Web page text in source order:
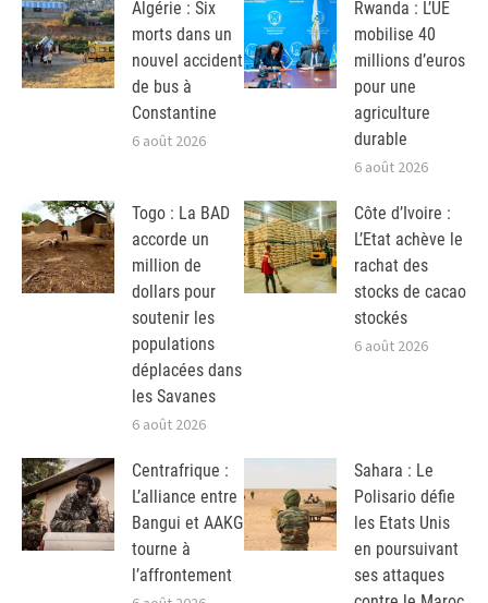
Algérie : Six
morts dans un
nouvel accident
de bus à
Constantine
6 août 2026
Rwanda : L’UE
mobilise 40
millions d’euros
pour une
agriculture
durable
6 août 2026
Togo : La BAD
accorde un
million de
dollars pour
soutenir les
populations
déplacées dans
les Savanes
6 août 2026
Côte d’Ivoire :
L’Etat achève le
rachat des
stocks de cacao
stockés
6 août 2026
Centrafrique :
L’alliance entre
Bangui et AAKG
tourne à
l’affrontement
Sahara : Le
Polisario défie
les Etats Unis
en poursuivant
ses attaques